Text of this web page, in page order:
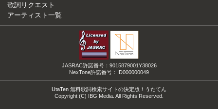
歌詞リクエスト
アーティスト一覧
JASRAC許諾番号：9015879001Y38026
NexTone許諾番号：ID000000049
UtaTen 無料歌詞検索サイトの決定版！うたてん
Copyright (C) IBG Media. All Rights Reserved.